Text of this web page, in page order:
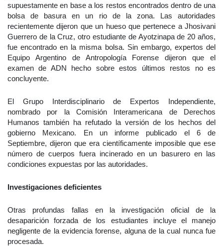
supuestamente en base a los restos encontrados dentro de una
bolsa de basura en un rio de la zona. Las autoridades
recientemente dijeron que un hueso que pertenece a Jhosivani
Guerrero de la Cruz, otro estudiante de Ayotzinapa de 20 años,
fue encontrado en la misma bolsa. Sin embargo, expertos del
Equipo Argentino de Antropología Forense dijeron que el
examen de ADN hecho sobre estos últimos restos no es
concluyente.
El Grupo Interdisciplinario de Expertos Independiente,
nombrado por la Comisión Interamericana de Derechos
Humanos también ha refutado la versión de los hechos del
gobierno Mexicano. En un informe publicado el 6 de
Septiembre, dijeron que era científicamente imposible que ese
número de cuerpos fuera incinerado en un basurero en las
condiciones expuestas por las autoridades.
Investigaciones deficientes
Otras profundas fallas en la investigación oficial de la
desaparición forzada de los estudiantes incluye el manejo
negligente de la evidencia forense, alguna de la cual nunca fue
procesada.